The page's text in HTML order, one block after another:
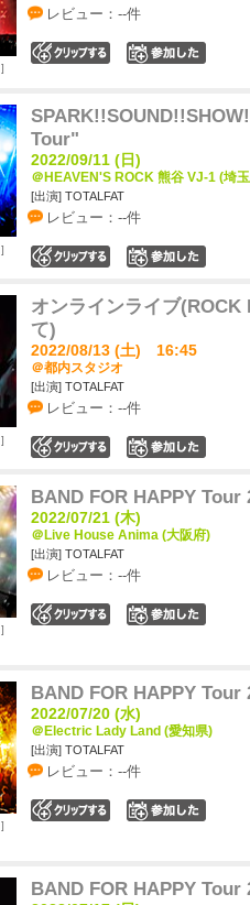
レビュー：--件
Tour"
2022/09/11 (日)
＠HEAVEN'S ROCK 熊谷 VJ-1 (埼
[出演] TOTALFAT
レビュー：--件
オンラインライブ(ROCK
て)
2022/08/13 (土) 16:45
＠都内スタジオ
[出演] TOTALFAT
レビュー：--件
BAND FOR HAPPY Tour
2022/07/21 (木)
＠Live House Anima (大阪府)
[出演] TOTALFAT
レビュー：--件
BAND FOR HAPPY Tour
2022/07/20 (水)
＠Electric Lady Land (愛知県)
[出演] TOTALFAT
レビュー：--件
BAND FOR HAPPY Tour